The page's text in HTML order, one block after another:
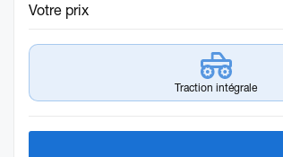
Votre prix
Traction intégrale